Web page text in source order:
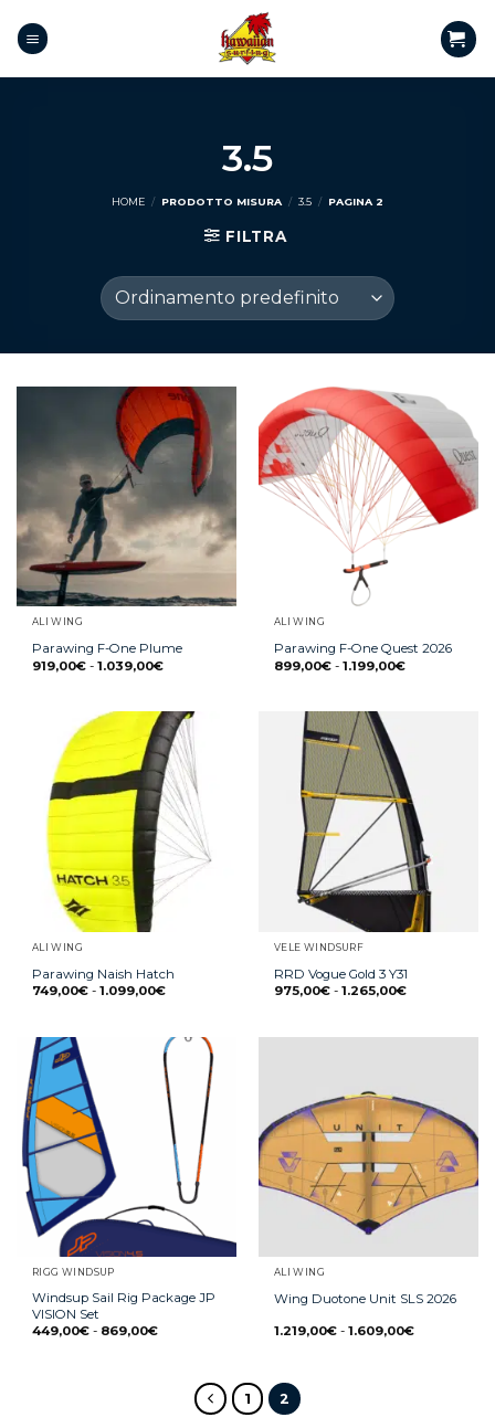
3.5
HOME / PRODOTTO MISURA / 3.5 / PAGINA 2
FILTRA
ALI WING
Parawing F-One Plume
919,00€ - 1.039,00€
ALI WING
Parawing F-One Quest 2026
899,00€ - 1.199,00€
ALI WING
Parawing Naish Hatch
749,00€ - 1.099,00€
VELE WINDSURF
RRD Vogue Gold 3 Y31
975,00€ - 1.265,00€
RIGG WINDSUP
Windsup Sail Rig Package JP
VISION Set
449,00€ - 869,00€
ALI WING
Wing Duotone Unit SLS 2026
1.219,00€ - 1.609,00€
1 2